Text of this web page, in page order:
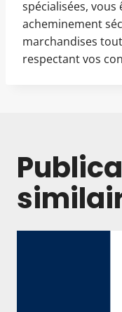
spécialisées,
acheminement
marchandises
respectant vos